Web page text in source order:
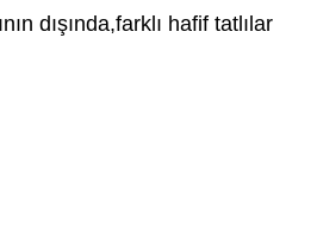
dışında,farklı hafif tatlılar